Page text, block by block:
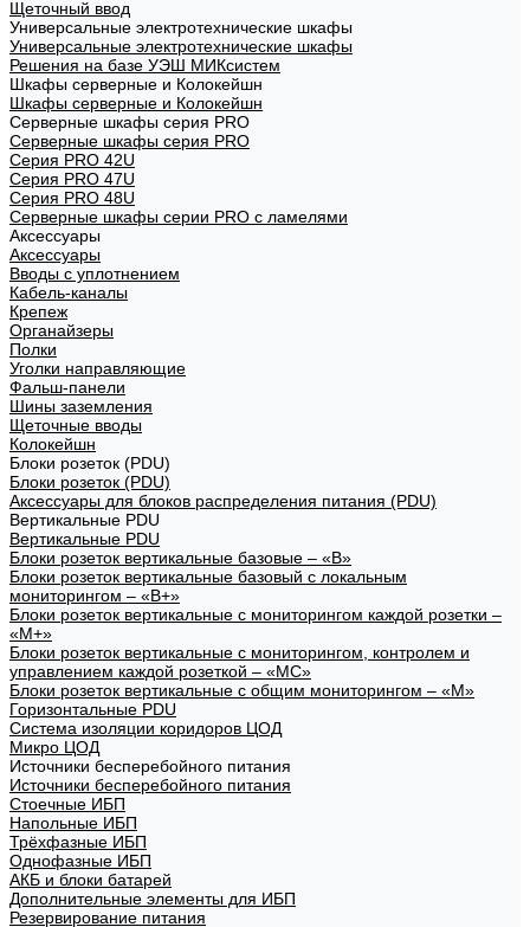
Щеточный ввод
Универсальные электротехнические шкафы
Универсальные электротехнические шкафы
Решения на базе УЭШ МИКсистем
Шкафы серверные и Колокейшн
Шкафы серверные и Колокейшн
Серверные шкафы серия PRO
Серверные шкафы серия PRO
Серия PRO 42U
Серия PRO 47U
Серия PRO 48U
Серверные шкафы серии PRO с ламелями
Аксессуары
Аксессуары
Вводы с уплотнением
Кабель-каналы
Крепеж
Органайзеры
Полки
Уголки направляющие
Фальш-панели
Шины заземления
Щеточные вводы
Колокейшн
Блоки розеток (PDU)
Блоки розеток (PDU)
Аксессуары для блоков распределения питания (PDU)
Вертикальные PDU
Вертикальные PDU
Блоки розеток вертикальные базовые – «В»
Блоки розеток вертикальные базовый с локальным
мониторингом – «В+»
Блоки розеток вертикальные с мониторингом каждой розетки –
«М+»
Блоки розеток вертикальные с мониторингом, контролем и
управлением каждой розеткой – «МС»
Блоки розеток вертикальные с общим мониторингом – «М»
Горизонтальные PDU
Система изоляции коридоров ЦОД
Микро ЦОД
Источники бесперебойного питания
Источники бесперебойного питания
Стоечные ИБП
Напольные ИБП
Трёхфазные ИБП
Однофазные ИБП
АКБ и блоки батарей
Дополнительные элементы для ИБП
Резервирование питания